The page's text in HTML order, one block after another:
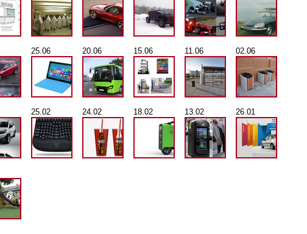
25.06 20.06 15.06 11.06 02.06
25.02 24.02 18.02 13.02 26.01